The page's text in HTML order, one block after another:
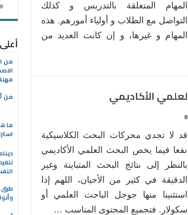
المهام المتعلقة بالتدريس و كذلك
التواصل مع الطلاب و أولياء أمورهم. هذه
المهام و غيرها، و إن كانت العديد من
8
قد لا تجدي محركات البحث الكلاسيكية
نفعا فيما يخص البحث العلمي الأكاديمي
بالنظر إلى نتائج البحث المتباينة وغير
الدقيقة في كثير من الأحيان، اللهم إذا
استثنينا منها جوجل الباحث العلمي أو
سكولار. فتجميع المحتوى المناسب …
من
من
ما
طرق